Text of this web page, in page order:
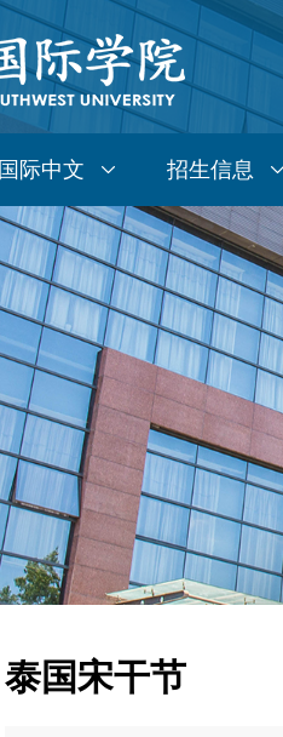
国际中文 招生信息
泰国宋干节